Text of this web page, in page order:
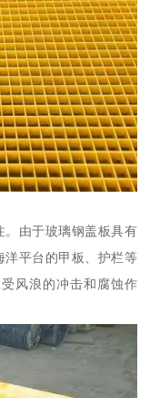
。由于玻璃钢盖板具有
洋平台的甲板、护栏等
风浪的冲击和腐蚀作